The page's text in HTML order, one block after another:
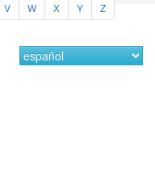
V W X Y Z